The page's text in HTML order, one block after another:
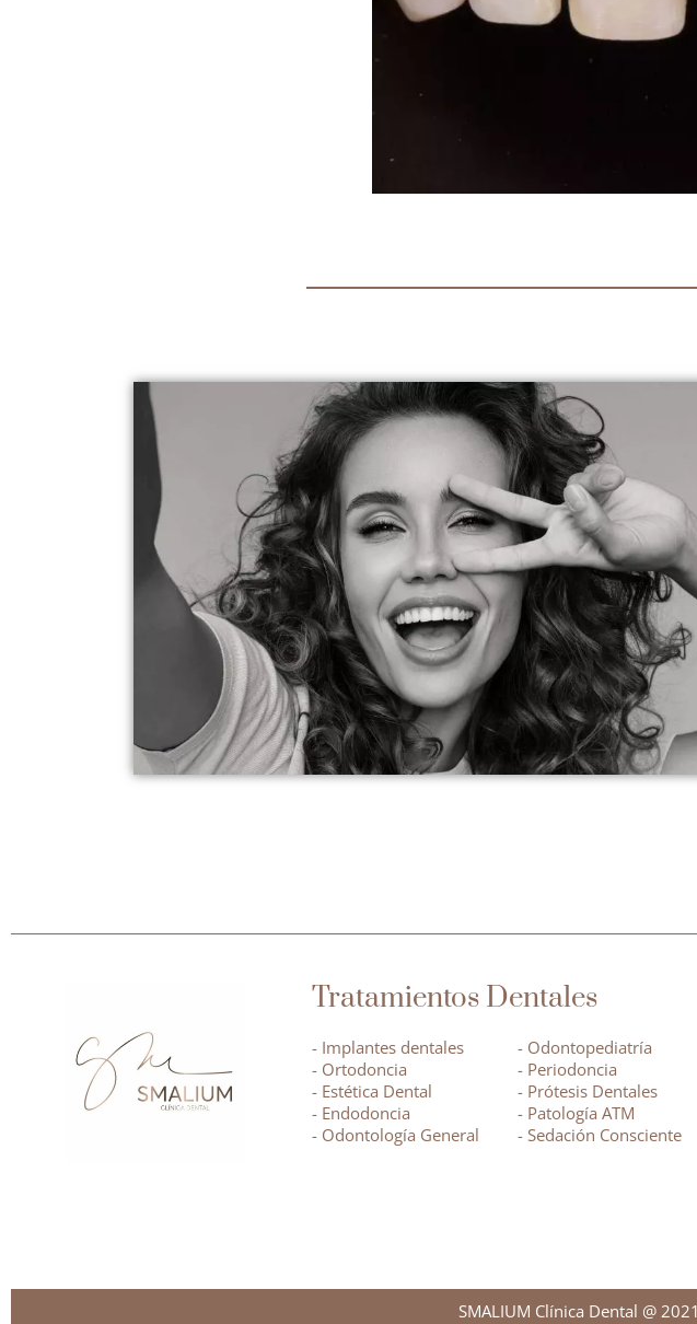
Tratamientos Dentales
- Implantes dentales
- Ortodoncia
- Estética Dental
- Endodoncia
- Odontología General
- Odontopediatría
- Periodoncia
- Prótesis Dentales
- Patología ATM
- Sedación Consciente
SMALIUM Clínica Dental @